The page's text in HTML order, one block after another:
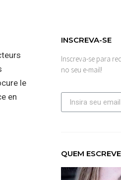
le
en
INSCREVA-SE
Inscreva-se para
no seu e-mail!
QUEM ESCREVE